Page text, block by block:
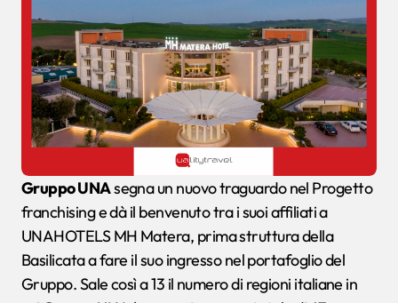
Gruppo UNAsegna un nuovo traguardo nel Progetto
franchising e dà il benvenuto tra i suoi affiliati a
UNAHOTELS MH Matera, prima struttura della
Basilicata a fare il suo ingresso nel portafoglio del
Gruppo. Sale così a 13 il numero di regioni italiane in